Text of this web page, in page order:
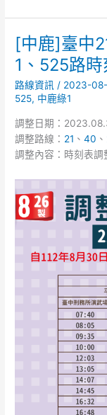
[中鹿]臺中
1、525路
路線資訊 / 2023-
525, 中鹿綠1
調整日期：
調整路線： 21 、40 、
調整內容：時刻表調
[中
鹿]
臺
中
21、
40、
283、
361、
1、
525
路
時